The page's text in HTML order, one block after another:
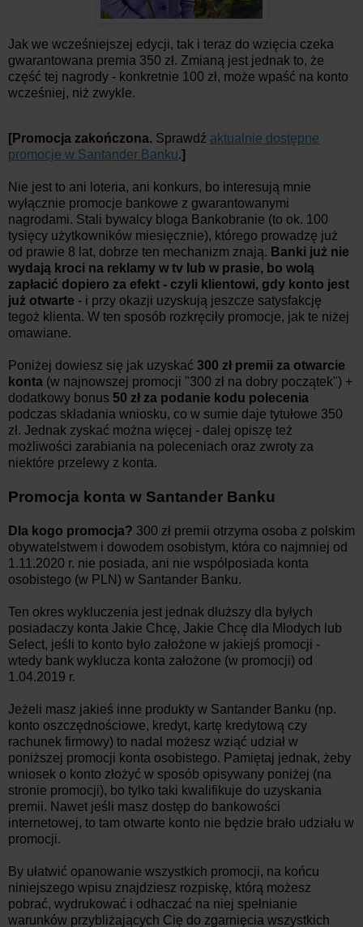
Jak we wcześniejszej edycji, tak i teraz do wzięcia czeka
gwarantowana premia 350 zł. Zmianą jest jednak to, że
część tej nagrody - konkretnie 100 zł, może wpaść na konto
wcześniej, niż zwykle.
[Promocja zakończona. Sprawdź aktualnie dostępne
promocje w Santander Banku.]
Nie jest to ani loteria, ani konkurs, bo interesują mnie
wyłącznie promocje bankowe z gwarantowanymi
nagrodami. Stali bywalcy bloga Bankobranie (to ok. 100
tysięcy użytkowników miesięcznie), którego prowadzę już
od prawie 8 lat, dobrze ten mechanizm znają. Banki już nie
wydają kroci na reklamy w tv lub w prasie, bo wolą
zapłacić dopiero za efekt - czyli klientowi, gdy konto jest
już otwarte - i przy okazji uzyskują jeszcze satysfakcję
tegoż klienta. W ten sposób rozkręciły promocje, jak te niżej
omawiane.
Poniżej dowiesz się jak uzyskać 300 zł premii za otwarcie
konta (w najnowszej promocji "300 zł na dobry początek") +
dodatkowy bonus 50 zł za podanie kodu polecenia
podczas składania wniosku, co w sumie daje tytułowe 350
zł. Jednak zyskać można więcej - dalej opiszę też
możliwości zarabiania na poleceniach oraz zwroty za
niektóre przelewy z konta.
Promocja konta w Santander Banku
Dla kogo promocja? 300 zł premii otrzyma osoba z polskim
obywatelstwem i dowodem osobistym, która co najmniej od
1.11.2020 r. nie posiada, ani nie współposiada konta
osobistego (w PLN) w Santander Banku.
Ten okres wykluczenia jest jednak dłuższy dla byłych
posiadaczy konta Jakie Chcę, Jakie Chcę dla Młodych lub
Select, jeśli to konto było założone w jakiejś promocji -
wtedy bank wyklucza konta założone (w promocji) od
1.04.2019 r.
Jeżeli masz jakieś inne produkty w Santander Banku (np.
konto oszczędnościowe, kredyt, kartę kredytową czy
rachunek firmowy) to nadal możesz wziąć udział w
poniższej promocji konta osobistego. Pamiętaj jednak, żeby
wniosek o konto złożyć w sposób opisywany poniżej (na
stronie promocji), bo tylko taki kwalifikuje do uzyskania
premii. Nawet jeśli masz dostęp do bankowości
internetowej, to tam otwarte konto nie będzie brało udziału w
promocji.
By ułatwić opanowanie wszystkich promocji, na końcu
niniejszego wpisu znajdziesz rozpiskę, którą możesz
pobrać, wydrukować i odhaczać na niej spełnianie
warunków przybliżających Cię do zgarnięcia wszystkich